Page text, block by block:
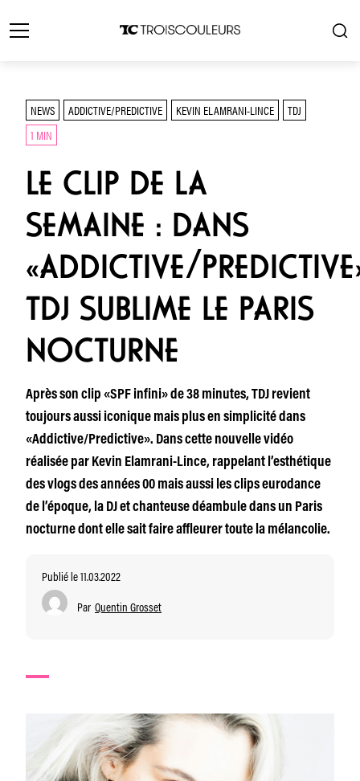
NEWS ADDICTIVE/PREDICTIVE KEVIN ELAMRANI-LINCE
TDJ
1 MIN
LE CLIP DE LA
SEMAINE : DANS
«ADDICTIVE/
TDJ SUBLIME LE PARIS
NOCTURNE
Après son clip «SPF infini» de 38 minutes, TDJ revient
toujours aussi iconique mais plus en simplicité dans
«Addictive/Predictive». Dans cette nouvelle vidéo
réalisée par Kevin Elamrani-Lince, rappelant l’esthétique
des vlogs des années 00 mais aussi les clips eurodance
de l’époque, la DJ et chanteuse déambule dans un Paris
nocturne dont elle sait faire affleurer toute la mélancolie.
Publié le 11.03.2022
Par Quentin Grosset